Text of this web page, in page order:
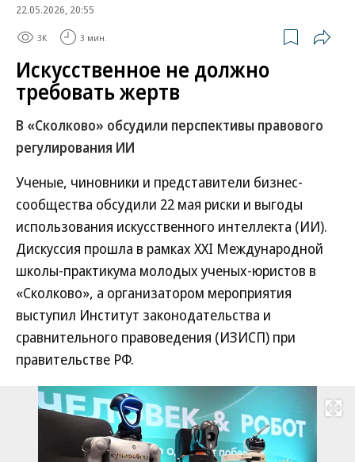
22.05.2026, 20:55
3K 3 мин.
Искусственное не должно
требовать жертв
В «Сколково» обсудили перспективы правового
регулирования ИИ
Ученые, чиновники и представители бизнес-
сообщества обсудили 22 мая риски и выгоды
использования искусственного интеллекта (ИИ).
Дискуссия прошла в рамках XXI Международной
школы-практикума молодых ученых-юристов в
«Сколково», а организатором мероприятия
выступил Институт законодательства и
сравнительного правоведения (ИЗИСП) при
правительстве РФ.
Развернуть